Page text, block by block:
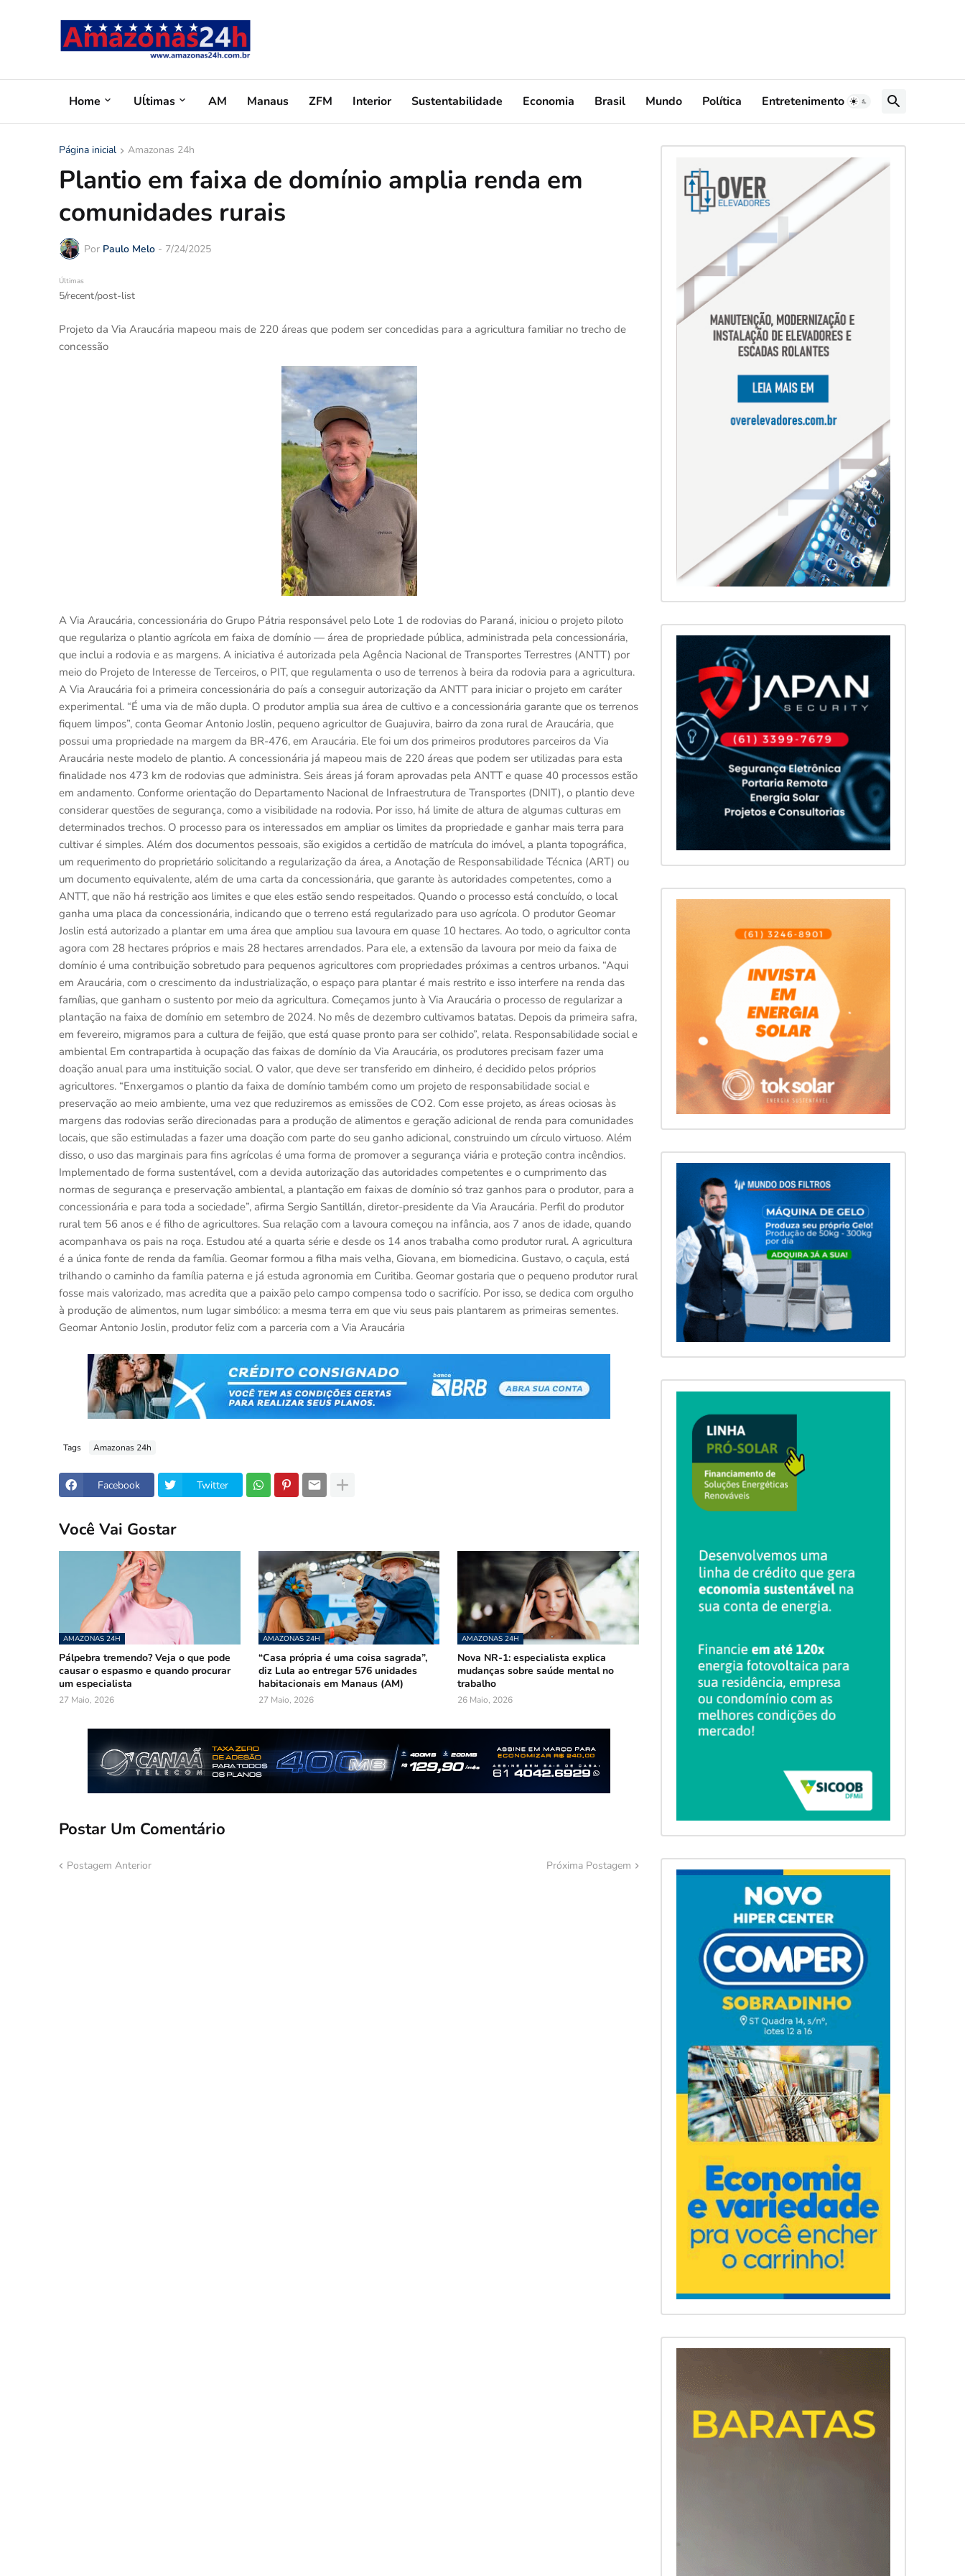
Home Uĺtimas AM Manaus ZFM Interior Sustentabilidade Economia Brasil Mundo Política Entretenimento
Página inicial Amazonas 24h
Plantio em faixa de domínio amplia renda em
comunidades rurais
Por Paulo Melo - 7/24/2025
Últimas
5/recent/post-list
Projeto da Via Araucária mapeou mais de 220 áreas que podem ser concedidas para a agricultura familiar no trecho de
concessão
A Via Araucária, concessionária do Grupo Pátria responsável pelo Lote 1 de rodovias do Paraná, iniciou o projeto piloto
que regulariza o plantio agrícola em faixa de domínio — área de propriedade pública, administrada pela concessionária,
que inclui a rodovia e as margens. A iniciativa é autorizada pela Agência Nacional de Transportes Terrestres (ANTT) por
meio do Projeto de Interesse de Terceiros, o PIT, que regulamenta o uso de terrenos à beira da rodovia para a agricultura.
A Via Araucária foi a primeira concessionária do país a conseguir autorização da ANTT para iniciar o projeto em caráter
experimental. “É uma via de mão dupla. O produtor amplia sua área de cultivo e a concessionária garante que os terrenos
fiquem limpos”, conta Geomar Antonio Joslin, pequeno agricultor de Guajuvira, bairro da zona rural de Araucária, que
possui uma propriedade na margem da BR-476, em Araucária. Ele foi um dos primeiros produtores parceiros da Via
Araucária neste modelo de plantio. A concessionária já mapeou mais de 220 áreas que podem ser utilizadas para esta
finalidade nos 473 km de rodovias que administra. Seis áreas já foram aprovadas pela ANTT e quase 40 processos estão
em andamento. Conforme orientação do Departamento Nacional de Infraestrutura de Transportes (DNIT), o plantio deve
considerar questões de segurança, como a visibilidade na rodovia. Por isso, há limite de altura de algumas culturas em
determinados trechos. O processo para os interessados em ampliar os limites da propriedade e ganhar mais terra para
cultivar é simples. Além dos documentos pessoais, são exigidos a certidão de matrícula do imóvel, a planta topográfica,
um requerimento do proprietário solicitando a regularização da área, a Anotação de Responsabilidade Técnica (ART) ou
um documento equivalente, além de uma carta da concessionária, que garante às autoridades competentes, como a
ANTT, que não há restrição aos limites e que eles estão sendo respeitados. Quando o processo está concluído, o local
ganha uma placa da concessionária, indicando que o terreno está regularizado para uso agrícola. O produtor Geomar
Joslin está autorizado a plantar em uma área que ampliou sua lavoura em quase 10 hectares. Ao todo, o agricultor conta
agora com 28 hectares próprios e mais 28 hectares arrendados. Para ele, a extensão da lavoura por meio da faixa de
domínio é uma contribuição sobretudo para pequenos agricultores com propriedades próximas a centros urbanos. “Aqui
em Araucária, com o crescimento da industrialização, o espaço para plantar é mais restrito e isso interfere na renda das
famílias, que ganham o sustento por meio da agricultura. Começamos junto à Via Araucária o processo de regularizar a
plantação na faixa de domínio em setembro de 2024. No mês de dezembro cultivamos batatas. Depois da primeira safra,
em fevereiro, migramos para a cultura de feijão, que está quase pronto para ser colhido”, relata. Responsabilidade social e
ambiental Em contrapartida à ocupação das faixas de domínio da Via Araucária, os produtores precisam fazer uma
doação anual para uma instituição social. O valor, que deve ser transferido em dinheiro, é decidido pelos próprios
agricultores. “Enxergamos o plantio da faixa de domínio também como um projeto de responsabilidade social e
preservação ao meio ambiente, uma vez que reduziremos as emissões de CO2. Com esse projeto, as áreas ociosas às
margens das rodovias serão direcionadas para a produção de alimentos e geração adicional de renda para comunidades
locais, que são estimuladas a fazer uma doação com parte do seu ganho adicional, construindo um círculo virtuoso. Além
disso, o uso das marginais para fins agrícolas é uma forma de promover a segurança viária e proteção contra incêndios.
Implementado de forma sustentável, com a devida autorização das autoridades competentes e o cumprimento das
normas de segurança e preservação ambiental, a plantação em faixas de domínio só traz ganhos para o produtor, para a
concessionária e para toda a sociedade”, afirma Sergio Santillán, diretor-presidente da Via Araucária. Perfil do produtor
rural tem 56 anos e é filho de agricultores. Sua relação com a lavoura começou na infância, aos 7 anos de idade, quando
acompanhava os pais na roça. Estudou até a quarta série e desde os 14 anos trabalha como produtor rural. A agricultura
é a única fonte de renda da família. Geomar formou a filha mais velha, Giovana, em biomedicina. Gustavo, o caçula, está
trilhando o caminho da família paterna e já estuda agronomia em Curitiba. Geomar gostaria que o pequeno produtor rural
fosse mais valorizado, mas acredita que a paixão pelo campo compensa todo o sacrifício. Por isso, se dedica com orgulho
à produção de alimentos, num lugar simbólico: a mesma terra em que viu seus pais plantarem as primeiras sementes.
Geomar Antonio Joslin, produtor feliz com a parceria com a Via Araucária
Tags Amazonas 24h
Facebook Twitter
Você Vai Gostar
AMAZONAS 24H
Pálpebra tremendo? Veja o que pode
causar o espasmo e quando procurar
um especialista
27 Maio, 2026
AMAZONAS 24H
“Casa própria é uma coisa sagrada”,
diz Lula ao entregar 576 unidades
habitacionais em Manaus (AM)
27 Maio, 2026
AMAZONAS 24H
Nova NR-1: especialista explica
mudanças sobre saúde mental no
trabalho
26 Maio, 2026
Postar Um Comentário
Postagem Anterior Próxima Postagem